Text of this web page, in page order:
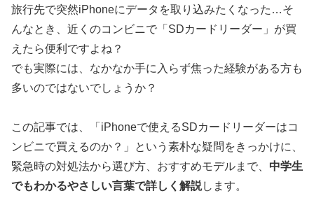
旅行先で突然iPhoneにデータを取り込みたくなった…そ
んなとき、近くのコンビニで「SDカードリーダー」が買
えたら便利ですよね？
でも実際には、なかなか手に入らず焦った経験がある方も
多いのではないでしょうか？
この記事では、「iPhoneで使えるSDカードリーダーはコ
ンビニで買えるのか？」という素朴な疑問をきっかけに、
緊急時の対処法から選び方、おすすめモデルまで、 中学生
でもわかるやさしい言葉で詳しく解説します。